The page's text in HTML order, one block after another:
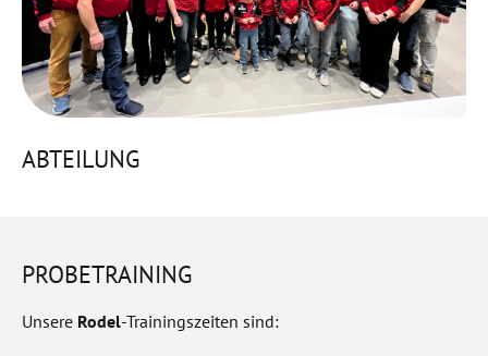
ABTEILUNG
PROBETRAINING
Unsere Rodel-Trainingszeiten sind: